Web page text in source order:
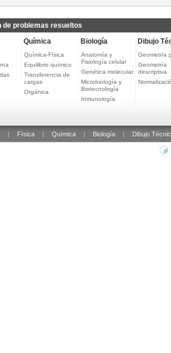
de problemas resueltos
Química
Química-Física
Equilibrio químico
Transferencia de
cargas
Orgánica
Biología
Anatomía y
Fisiología celular
Genética molecular
Microbiología y
Biotecnología
Inmunología
Dibujo
Geometría
Geometría
descriptiva
Física Química Biología Dibujo